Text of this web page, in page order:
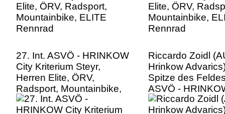
27. Int. ASVÖ - HRINKOW
City Kriterium Steyr,
Herren Elite, ÖRV,
Radsport, Mountainbike,
ELITE Rennrad
Riccardo Zoidl
Hrinkow
Spitze des
ASVÖ -
Kriterium Steyr,
Elite, ÖRV,